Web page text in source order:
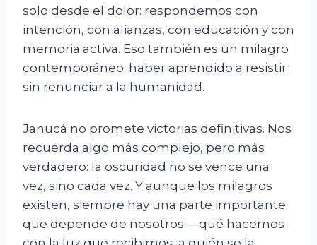
solo desde el dolor: respondemos con
intención, con alianzas, con educación y con
memoria activa. Eso también es un milagro
contemporáneo: haber aprendido a resistir
sin renunciar a la humanidad.
Janucá no promete victorias definitivas. Nos
recuerda algo más complejo, pero más
verdadero: la oscuridad no se vence una
vez, sino cada vez. Y aunque los milagros
existen, siempre hay una parte importante
que depende de nosotros —qué hacemos